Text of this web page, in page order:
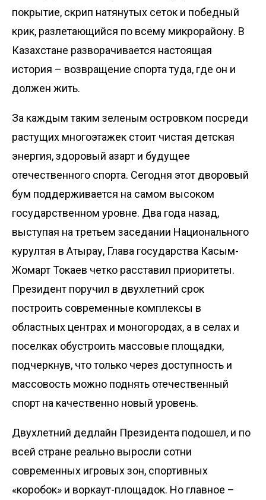
покрытие, скрип натянутых сеток и победный
крик, разлетающийся по всему микрорайону. В
Казахстане разворачивается настоящая
история – возвращение спорта туда, где он и
должен жить.
За каждым таким зеленым островком посреди
растущих многоэтажек стоит чистая детская
энергия, здоровый азарт и будущее
отечественного спорта. Сегодня этот дворовый
бум поддерживается на самом высоком
государственном уровне. Два года назад,
выступая на третьем заседании Национального
курултая в Атырау, Глава государства Касым-
Жомарт Токаев четко расставил приоритеты.
Президент поручил в двухлетний срок
построить современные комплексы в
областных центрах и моногородах, а в селах и
поселках обустроить массовые площадки,
подчеркнув, что только через доступность и
массовость можно поднять отечественный
спорт на качественно новый уровень.
Двухлетний дедлайн Президента подошел, и по
всей стране реально выросли сотни
современных игровых зон, спортивных
«коробок» и воркаут-площадок. Но главное –